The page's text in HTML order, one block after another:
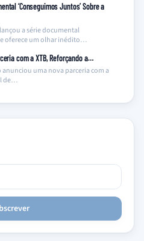
‘Conseguimos Juntos’ Sobre a
a série documental
oferece um olhar inédito…
com a XTB, Reforçando a…
uma nova parceria com a
de…